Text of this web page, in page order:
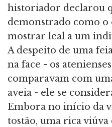
historiador declarou
demonstrado como
mostrar leal a um
A despeito de uma
na face - os
comparavam com
aveia - ele se
Embora no início da
tostão, uma rica